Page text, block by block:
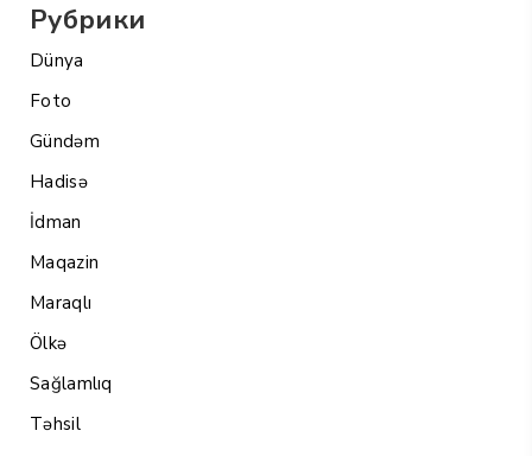
Рубрики
Dünya
Foto
Gündəm
Hadisə
İdman
Maqazin
Maraqlı
Ölkə
Sağlamlıq
Təhsil